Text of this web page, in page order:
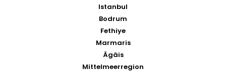
Istanbul
Bodrum
Fethiye
Marmaris
Ägäis
Mittelmeerregion